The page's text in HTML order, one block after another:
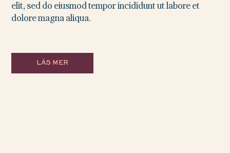
LÄS MER
elit, sed do eiusmod tempor incididunt ut labore et
dolore magna aliqua.